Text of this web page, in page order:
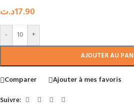
17.90د.ت
- +
AJOUTER AU
Comparer
Ajouter à mes favoris
Suivre: